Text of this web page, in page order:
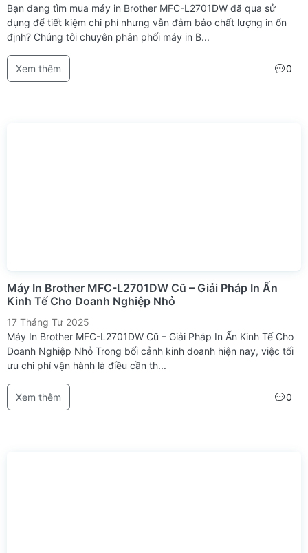
Bạn đang tìm mua máy in Brother MFC-L2701DW đã qua sử
dụng để tiết kiệm chi phí nhưng vẫn đảm bảo chất lượng in ổn
định? Chúng tôi chuyên phân phối máy in B...
Xem thêm 0
Máy In Brother MFC-L2701DW Cũ – Giải Pháp In Ấn
Kinh Tế Cho Doanh Nghiệp Nhỏ
17 Tháng Tư 2025
Máy In Brother MFC-L2701DW Cũ – Giải Pháp In Ấn Kinh Tế Cho
Doanh Nghiệp Nhỏ Trong bối cảnh kinh doanh hiện nay, việc tối
ưu chi phí vận hành là điều cần th...
Xem thêm 0